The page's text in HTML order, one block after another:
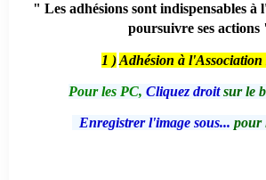
" Les adhésions sont indispensables à
poursuivre ses actions
1 ) Adhésion à l'Association
Pour les PC, Cliquez droitsur le
Enregistrer l'image sous... pour